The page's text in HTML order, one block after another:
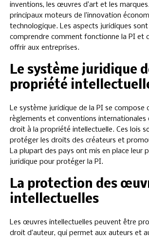
inventions, les œuvres d’art et les
principaux moteurs de l’innovation
technologique. Les aspects juridiques
comprendre comment fonctionne la PI et
offrir aux entreprises.
Le système juridique
propriété
Le système juridique de la PI se compose
règlements et conventions internationales
droit à la propriété intellectuelle. Ces lois
protéger les droits des créateurs et
La plupart des pays ont mis en place leur
juridique pour protéger la PI.
La protection des
intellectuelles
Les œuvres intellectuelles peuvent être
droit d’auteur, qui permet aux auteurs et